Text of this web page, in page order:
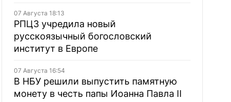
07 Августа 18:13
РПЦЗ учредила новый
русскоязычный богословский
институт в Европе
07 Августа 16:54
В НБУ решили выпустить памятную
монету в честь папы Иоанна Павла II